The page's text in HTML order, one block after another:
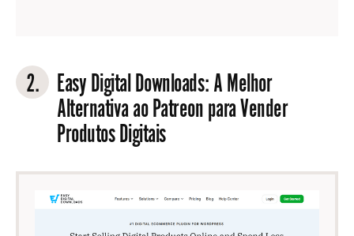
2. Easy Digital Downloads: A Melhor
Alternativa ao Patreon para Vender
Produtos Digitais